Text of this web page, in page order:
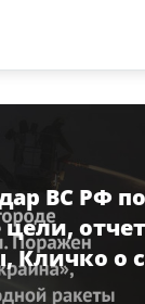
ВС РФ
отчет
Кличко о